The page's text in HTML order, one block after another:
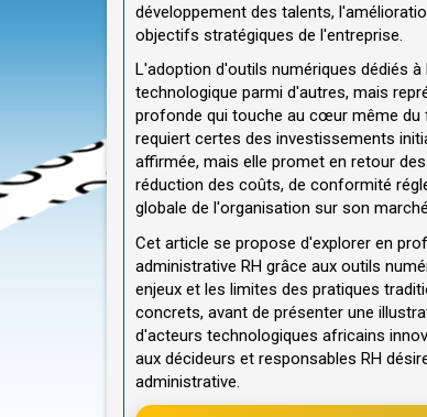
développement des talents,
objectifs stratégiques de l'entreprise.
L'adoption d'outils numériques dédiés
technologique parmi d'autres, mais
profonde qui touche au cœur même du
requiert certes des investissements
affirmée, mais elle promet en retour
réduction des coûts, de conformité
globale de l'organisation sur son
Cet article se propose d'explorer en
administrative RH grâce aux outils
enjeux et les limites des pratiques
concrets, avant de présenter une
d'acteurs technologiques africains
aux décideurs et responsables RH
administrative.